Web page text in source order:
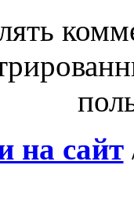
на сайт